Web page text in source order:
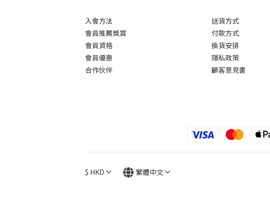
入會方法
會員推薦獎賞
會員資格
會員優惠
合作伙伴
送貨方式
付款方式
換貨安排
隱私政策
顧客意見書
$ HKD 繁體中文